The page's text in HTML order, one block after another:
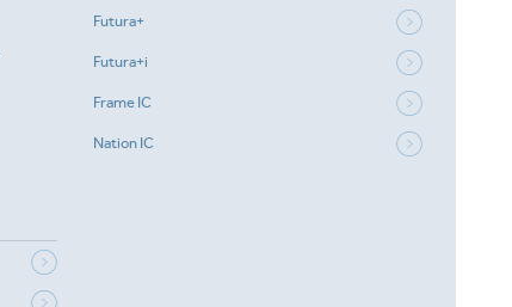
Futura+
Futura+i
Frame IC
Nation IC